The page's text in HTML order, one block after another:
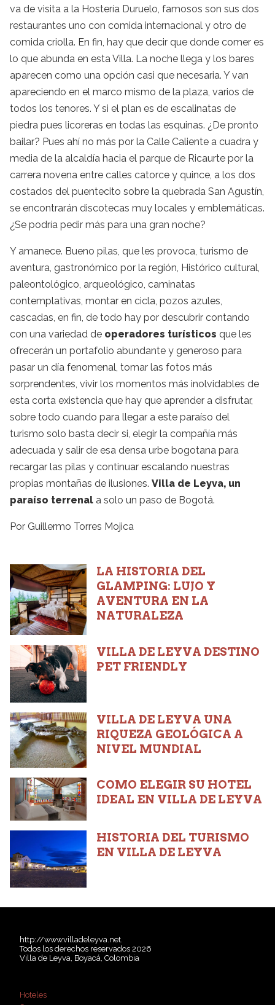
va de visita a la Hostería Duruelo, famosos son sus dos
restaurantes uno con comida internacional y otro de
comida criolla. En fin, hay que decir que donde comer es
lo que abunda en esta Villa. La noche llega y los bares
aparecen como una opción casi que necesaria. Y van
apareciendo en el marco mismo de la plaza, varios de
todos los tenores. Y si el plan es de escalinatas de
piedra pues licoreras en todas las esquinas. ¿De pronto
bailar? Pues ahí no más por la Calle Caliente a cuadra y
media de la alcaldía hacia el parque de Ricaurte por la
carrera novena entre calles catorce y quince, a los dos
costados del puentecito sobre la quebrada San Agustín,
se encontrarán discotecas muy locales y emblemáticas.
¿Se podría pedir más para una gran noche?
Y amanece. Bueno pilas, que les provoca, turismo de
aventura, gastronómico por la región, Histórico cultural,
paleontológico, arqueológico, caminatas
contemplativas, montar en cicla, pozos azules,
cascadas, en fin, de todo hay por descubrir contando
con una variedad de operadores turísticos que les
ofrecerán un portafolio abundante y generoso para
pasar un día fenomenal, tomar las fotos más
sorprendentes, vivir los momentos más inolvidables de
esta corta existencia que hay que aprender a disfrutar,
sobre todo cuando para llegar a este paraíso del
turismo solo basta decir si, elegir la compañía más
adecuada y salir de esa densa urbe bogotana para
recargar las pilas y continuar escalando nuestras
propias montañas de ilusiones. Villa de Leyva, un
paraíso terrenal a solo un paso de Bogotá.
Por Guillermo Torres Mojica
LA HISTORIA DEL
GLAMPING: LUJO Y
AVENTURA EN LA
NATURALEZA
VILLA DE LEYVA DESTINO
PET FRIENDLY
VILLA DE LEYVA UNA
RIQUEZA GEOLÓGICA A
NIVEL MUNDIAL
COMO ELEGIR SU HOTEL
IDEAL EN VILLA DE LEYVA
HISTORIA DEL TURISMO
EN VILLA DE LEYVA
http://www.villadeleyva.net.
Todos los derechos reservados 2026
Villa de Leyva, Boyacá, Colombia
Hoteles